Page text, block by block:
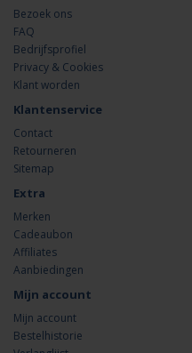
Bezoek ons
FAQ
Bedrijfsprofiel
Privacy & Cookies
Klant worden
Klantenservice
Contact
Retourneren
Sitemap
Extra
Merken
Cadeaubon
Affiliates
Aanbiedingen
Mijn account
Mijn account
Bestelhistorie